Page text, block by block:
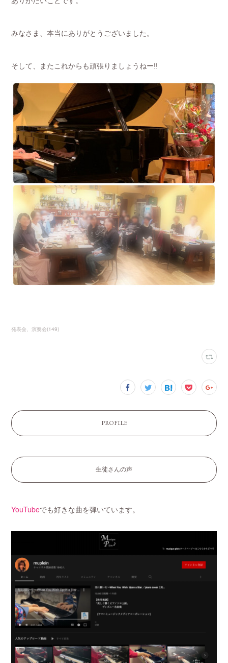
みなさま、本当にありがとうございました。
そして、またこれからも頑張りましょうねー‼️
発表会、演奏会(149)
PROFILE
生徒さんの声
YouTubeでも好きな曲を弾いています。